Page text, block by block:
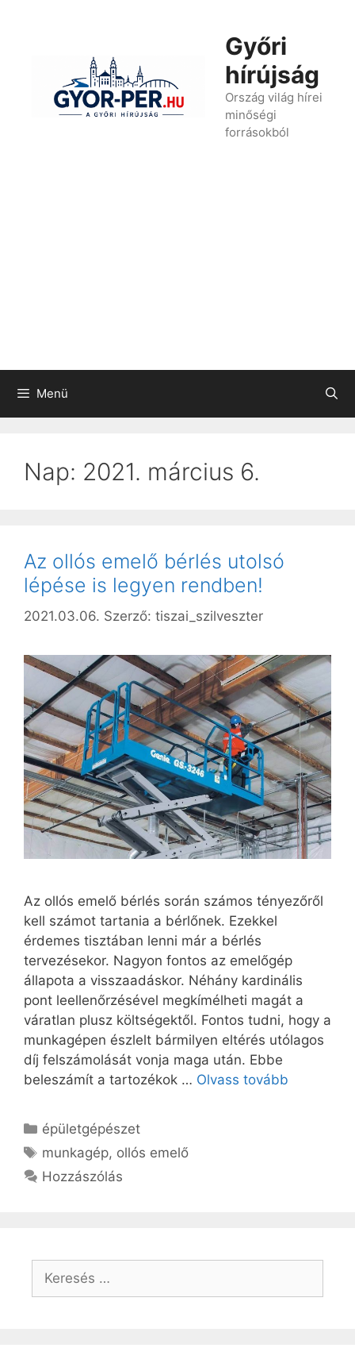
Győri
hírújság
Ország világ hírei
minőségi
forrásokból
Menü
Nap: 2021. március 6.
Az ollós emelő bérlés utolsó
lépése is legyen rendben!
2021.03.06. Szerző: tiszai_szilveszter
Az ollós emelő bérlés során számos tényezőről
kell számot tartania a bérlőnek. Ezekkel
érdemes tisztában lenni már a bérlés
tervezésekor. Nagyon fontos az emelőgép
állapota a visszaadáskor. Néhány kardinális
pont leellenőrzésével megkímélheti magát a
váratlan plusz költségektől. Fontos tudni, hogy a
munkagépen észlelt bármilyen eltérés utólagos
díj felszámolását vonja maga után. Ebbe
beleszámít a tartozékok … Olvass tovább
Kategória
épületgépészet
Címkék
munkagép, ollós emelő
Hozzászólás
Keresés: